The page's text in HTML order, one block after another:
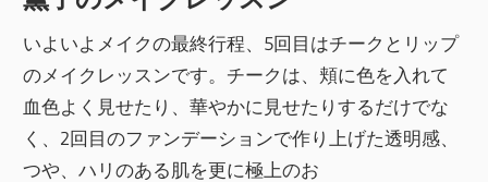
いよいよメイクの最終行程、5回目はチークとリップ
のメイクレッスンです。チークは、頬に色を入れて
血色よく見せたり、華やかに見せたりするだけでな
く、2回目のファンデーションで作り上げた透明感、
つや、ハリのある肌を更に極上のお